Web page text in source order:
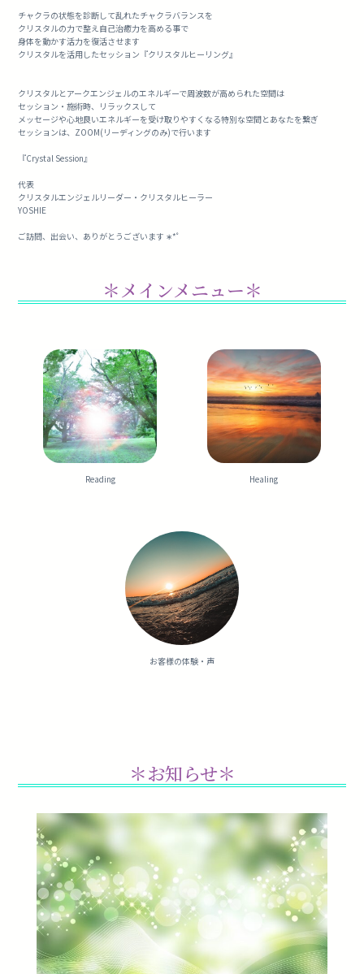
チャクラの状態を診断して乱れたチャクラバランスを
クリスタルの力で整え自己治癒力を高める事で
身体を動かす活力を復活させます
クリスタルを活用したセッション『クリスタルヒーリング』
クリスタルとアークエンジェルのエネルギーで周波数が高められた空間は
セッション・施術時、リラックスして
メッセージや心地良いエネルギーを受け取りやすくなる特別な空間とあなたを繋ぎ
セッションは、ZOOM(リーディングのみ)で行います
『Crystal Session』
代表
クリスタルエンジェルリーダー・クリスタルヒーラー
YOSHIE
ご訪問、出会い、ありがとうございます ∗*ﾟ
＊メインメニュー＊
Reading Healing
お客様の体験・声
＊お知らせ＊